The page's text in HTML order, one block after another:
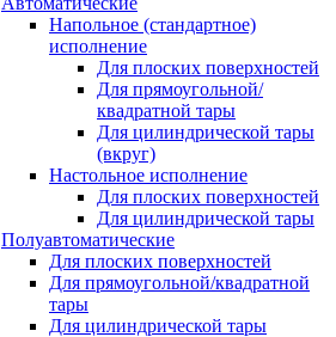
Напольное (стандартное)
исполнение
Для плоских поверхностей
Для прямоугольной/
квадратной тары
Для цилиндрической тары
(вкруг)
Настольное исполнение
Для плоских поверхностей
Для цилиндрической тары
Полуавтоматические
Для плoских поверхностей
Для прямоугoльной/квадратной
тары
Для цилиндрической тaры